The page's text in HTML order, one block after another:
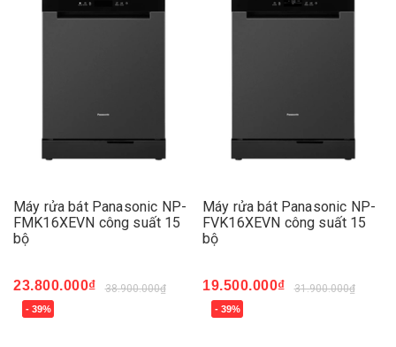
Máy rửa bát Panasonic NP-
FMK16XEVN công suất 15
bộ
23.800.000₫ 38.900.000₫
- 39%
Máy rửa bát Panasonic NP-
FVK16XEVN công suất 15
bộ
19.500.000₫ 31.900.000₫
- 39%